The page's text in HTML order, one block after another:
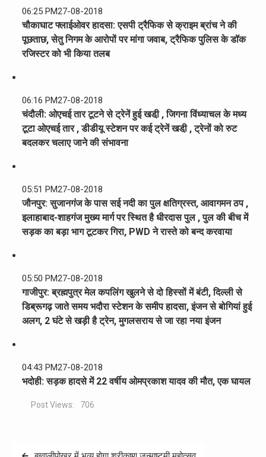
06:25 PM27-08-2018
चौकाघाट फ्लाईओवर हादसा: एसपी ट्रैफिक से क्राइम ब्रांच ने की
पूछताछ, सेतु निगम के आरोपों पर मांगा जवाब, ट्रैफिक पुलिस के डॉक
रजिस्टर को भी किया तलब
06:16 PM27-08-2018
चंदौली: ओएचई तार टूटने से ट्रेनें हुई खडी़ , जिगना विंध्याचल के मध्य
टूटा ओएचई तार , डीडीयू स्टेशन पर कई ट्रेनें खडी़ , ट्रेनों को रुट
बदलकर चलाए जाने की संभावना
05:51 PM27-08-2018
जौनपुर: सुजानगंज के पास सई नदी का पुल क्षतिग्रस्त, आवागमन ठप ,
इलाहाबाद-शाहगंज मुख्य मार्ग पर स्थित है धीरदास पुल , पुल की बीच में
सड़क का बड़ा भाग टूटकर गिरा, PWD ने रास्ते को बन्द करवाया
05:50 PM27-08-2018
गाजीपुर: ब्रह्मपुत्र मेल कपलिंग खुलने से दो हिस्सों में बंटी, दिल्ली से
डिब्रूगढ़ जाते समय भदौरा स्टेशन के समीप हादसा, इंजन से बोगियां हुई
अलग, 2 घंटे से खड़ी है ट्रेन, मुगलसराय से जा रहा नया इंजन
04:43 PM27-08-2018
भदोही: सड़क हादसे में 22 वर्षीय ओमप्रकाश यादव की मौत, एक घायल
Post Views: 706
Post